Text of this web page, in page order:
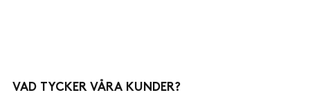
VAD TYCKER VÅRA KUNDER?